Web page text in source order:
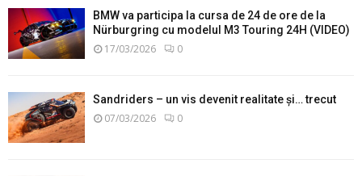
BMW va participa la cursa de 24 de ore de la
Nürburgring cu modelul M3 Touring 24H (VIDEO)
17/03/2026 0
Sandriders – un vis devenit realitate și… trecut
07/03/2026 0